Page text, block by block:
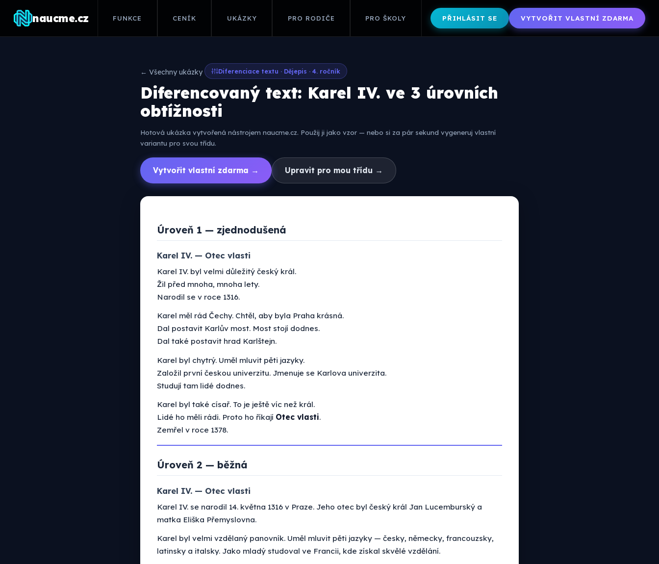
naucme.cz FUNKCE CENÍK UKÁZKY PRO RODIČE PRO ŠKOLY PŘIHLÁSIT SE VYTVOŘIT VLASTNÍ ZDARMA
← Všechny ukázky Diferenciace textu · Dějepis · 4. ročník
Diferencovaný text: Karel IV. ve 3 úrovních
obtížnosti
Hotová ukázka vytvořená nástrojem naucme.cz. Použij ji jako vzor — nebo si za pár sekund vygeneruj vlastní
variantu pro svou třídu.
Vytvořit vlastní zdarma → Upravit pro mou třídu →
Úroveň 1 — zjednodušená
Karel IV. — Otec vlasti
Karel IV. byl velmi důležitý český král.
Žil před mnoha, mnoha lety.
Narodil se v roce 1316.
Karel měl rád Čechy. Chtěl, aby byla Praha krásná.
Dal postavit Karlův most. Most stojí dodnes.
Dal také postavit hrad Karlštejn.
Karel byl chytrý. Uměl mluvit pěti jazyky.
Založil první českou univerzitu. Jmenuje se Karlova univerzita.
Studují tam lidé dodnes.
Karel byl také císař. To je ještě víc než král.
Lidé ho měli rádi. Proto ho říkají Otec vlasti.
Zemřel v roce 1378.
Úroveň 2 — běžná
Karel IV. — Otec vlasti
Karel IV. se narodil 14. května 1316 v Praze. Jeho otec byl český král Jan Lucemburský a
matka Eliška Přemyslovna.
Karel byl velmi vzdělaný panovník. Uměl mluvit pěti jazyky — česky, německy, francouzsky,
latinsky a italsky. Jako mladý studoval ve Francii, kde získal skvělé vzdělání.